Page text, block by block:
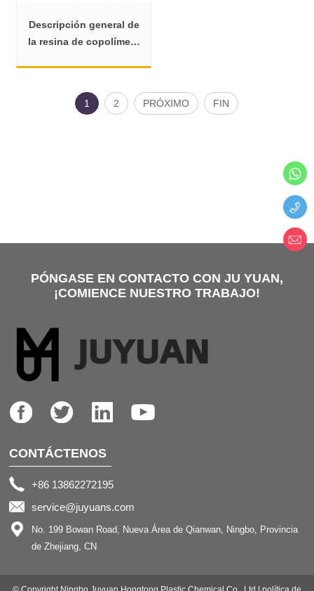
Descripción general de
la resina de copolímero
1 2 PRÓXIMO FIN
PÓNGASE EN CONTACTO CON JU YUAN,
¡COMIENCE NUESTRO TRABAJO!
CONTÁCTENOS
+86 13862272195
service@juyuans.com
No. 199 Bowan Road, Nueva Área de Qianwan, Ningbo, Provincia
de Zhejiang, CN